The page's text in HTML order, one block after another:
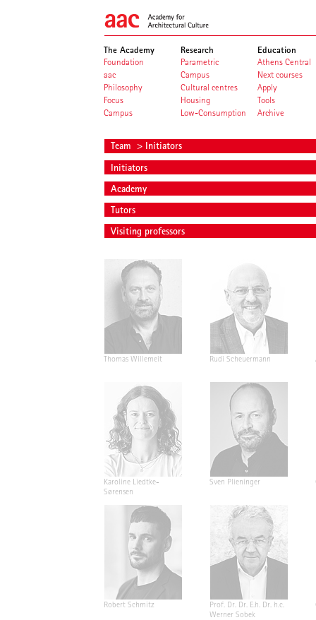
The Academy
Foundation
aac
Philosophy
Focus
Campus
Research
Parametric
Campus
Cultural centres
Housing
Low-Consumption
Education
Athens Central
Next courses
Apply
Tools
Archive
Team > Initiators
Initiators
Academy
Tutors
Visiting professors
Thomas Willemeit Rudi Scheuermann
Karoline Liedtke-
Sørensen
Sven Plieninger
Robert Schmitz
Prof. Dr. Dr. E.h. Dr. h.c.
Werner Sobek